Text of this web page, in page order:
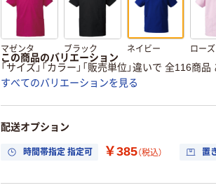
マゼンタ ブラック ネイビー ローズ
この商品のバリエーション
「サイズ」「カラー」「販売単位」違いで 全116商品
すべてのバリエーションを見る
配送オプション
時間帯指定 指定可 ￥385（税込） 置